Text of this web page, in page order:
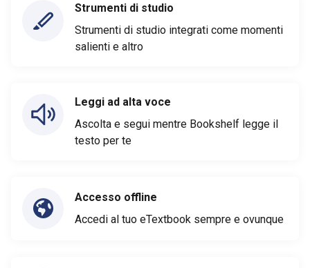
Strumenti di studio
Strumenti di studio integrati come momenti
salienti e altro
Leggi ad alta voce
Ascolta e segui mentre Bookshelf legge il
testo per te
Accesso offline
Accedi al tuo eTextbook sempre e ovunque